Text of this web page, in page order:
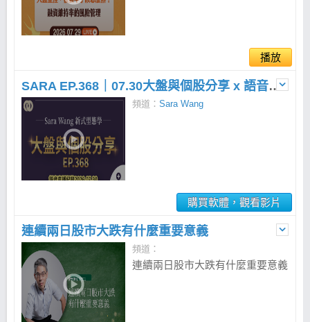
播放
SARA EP.368｜07.30大盤與個股分享 x 語音直播
頻道： Sara Wang
購買軟體，觀看影片
連續兩日股市大跌有什麼重要意義
頻道：
連續兩日股市大跌有什麼重要意義